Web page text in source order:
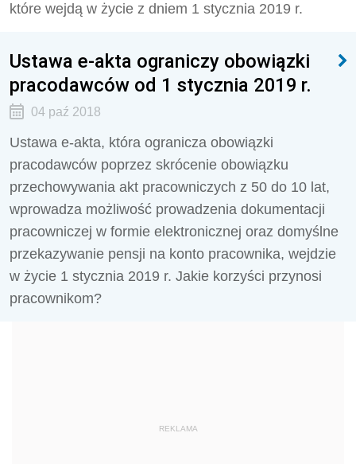
które wejdą w życie z dniem 1 stycznia 2019 r.
Ustawa e-akta ograniczy obowiązki
pracodawców od 1 stycznia 2019 r.
04 paź 2018
Ustawa e-akta, która ogranicza obowiązki
pracodawców poprzez skrócenie obowiązku
przechowywania akt pracowniczych z 50 do 10 lat,
wprowadza możliwość prowadzenia dokumentacji
pracowniczej w formie elektronicznej oraz domyślne
przekazywanie pensji na konto pracownika, wejdzie
w życie 1 stycznia 2019 r. Jakie korzyści przynosi
pracownikom?
REKLAMA